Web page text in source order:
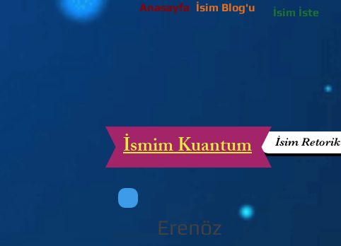
Anasayfa İsim Blog'u İsim İste
İsim Retorik
İsmim Kuantum
Erenöz